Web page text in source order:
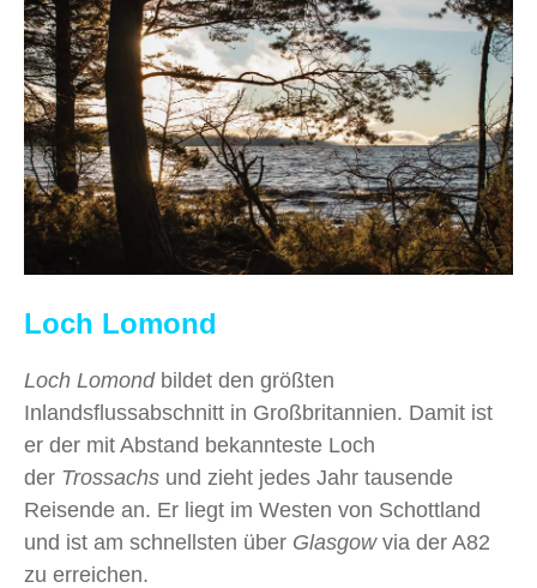
Loch Lomond
Loch Lomondbildet den größten
Inlandsflussabschnitt in Großbritannien. Damit ist
er der mit Abstand bekannteste Loch
der Trossachs und zieht jedes Jahr tausende
Reisende an. Er liegt im Westen von Schottland
und ist am schnellsten über Glasgowvia der A82
zu erreichen.